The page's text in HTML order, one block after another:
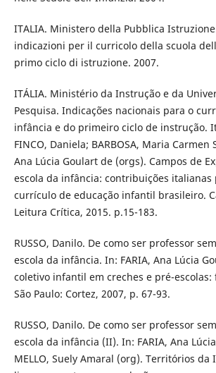
ITALIA. Ministero della Pubblica
indicazioni per il curricolo della scuola
primo ciclo di istruzione. 2007.
ITÁLIA. Ministério da Instrução e da
Pesquisa. Indicações nacionais para o
infância e do primeiro ciclo de instrução.
FINCO, Daniela; BARBOSA, Maria Carmen
Ana Lúcia Goulart de (orgs). Campos de
escola da infância: contribuições
currículo de educação infantil brasileiro.
Leitura Crítica, 2015. p.15-183.
RUSSO, Danilo. De como ser professor
escola da infância. In: FARIA, Ana Lúcia
coletivo infantil em creches e pré-escolas:
São Paulo: Cortez, 2007, p. 67-93.
RUSSO, Danilo. De como ser professor
escola da infância (II). In: FARIA, Ana
MELLO, Suely Amaral (org). Territórios da